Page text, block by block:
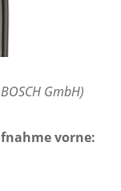
GmbH)
vorne: